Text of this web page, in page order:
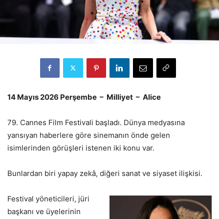
14 Mayıs 2026 Perşembe – Milliyet – Alice
79. Cannes Film Festivali başladı. Dünya medyasına
yansıyan haberlere göre sinemanın önde gelen
isimlerinden görüşleri istenen iki konu var.
Bunlardan biri yapay zekâ, diğeri sanat ve siyaset ilişkisi.
Festival yöneticileri, jüri
başkanı ve üyelerinin